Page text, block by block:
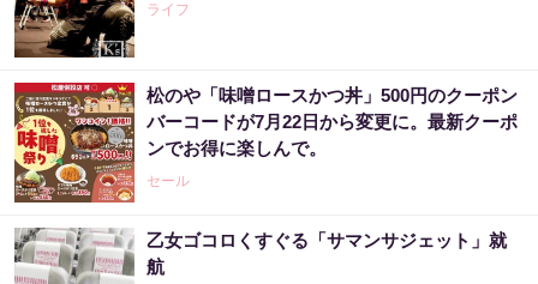
ライフ
松のや「味噌ロースかつ丼」500円のクーポン
バーコードが7月22日から変更に。最新クーポ
ンでお得に楽しんで。
セール
乙女ゴコロくすぐる「サマンサジェット」就
航